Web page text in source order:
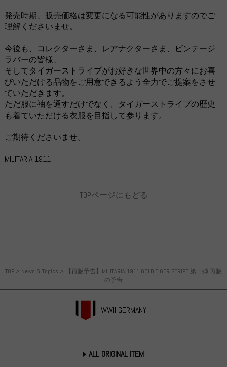
TOP > News & Topics >
【再販予告】MILITARIA 1911 GOLD TIGER STRIPE 第一弾 再販
の予告
WWII GERMANY
ALL ORIGINAL ITEM
発売時期、販売価格は変更になる可能性がありますのでご
理解くださいませ。
今後も、コレクターさま、レアナクターさま、ビンテージ
ラバーの皆様、
そしてタイガーストライプがお好きな世界中の方々にお喜
びいただける品物をご用意できるよう全力でご提案をさせ
ていただきます。
ただ服に袖を通すだけでなく、タイガーストライプの歴史
も着ていただける衣服を目指して参ります。
ご期待くださいませ。
MILITARIA 1911
TOPページにもどる